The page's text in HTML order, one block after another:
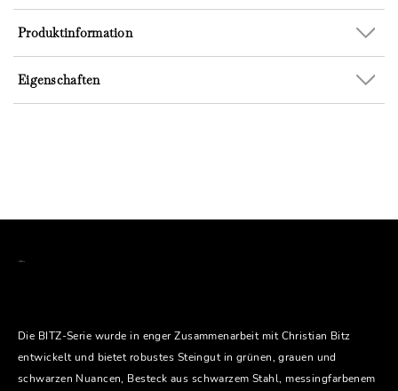
Eigenschaften
Produktinformation
Die BITZ-Serie wurde in enger Zusammenarbeit mit Christian Bitz
entwickelt und bietet robustes Steingut in grünen, grauen und
schwarzen Nuancen, Besteck aus schwarzem Stahl, messingfarbenem